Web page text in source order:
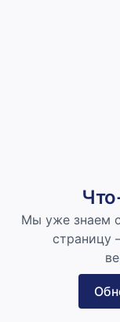
Мы уже знаем
страницу